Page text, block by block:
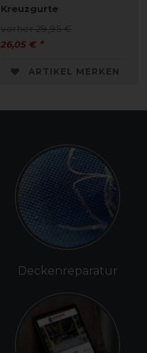
Kreuzgurte
vorher 29,95 €
26,05 € *
ARTIKEL MERKEN
Deckenreparatur